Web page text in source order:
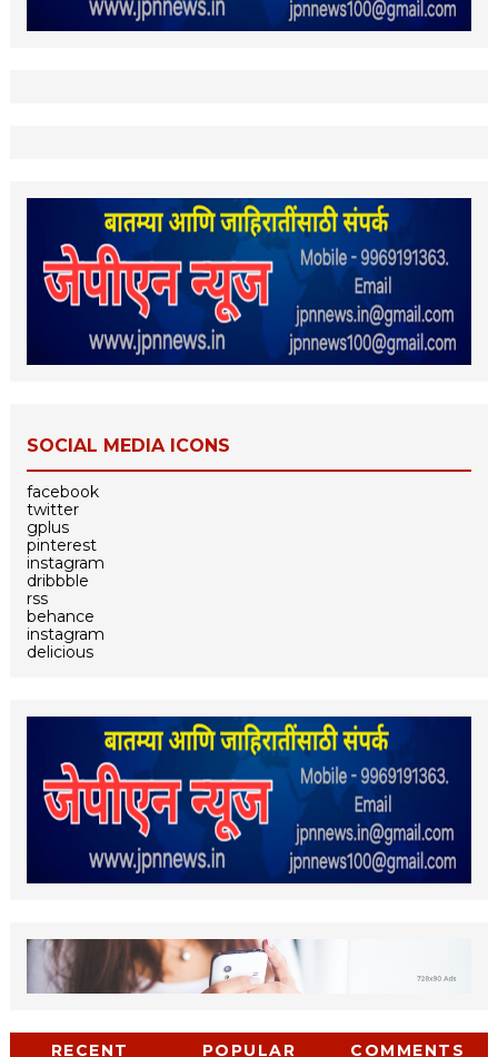
SOCIAL MEDIA ICONS
facebook
twitter
gplus
pinterest
instagram
dribbble
rss
behance
instagram
delicious
RECENT POPULAR COMMENTS